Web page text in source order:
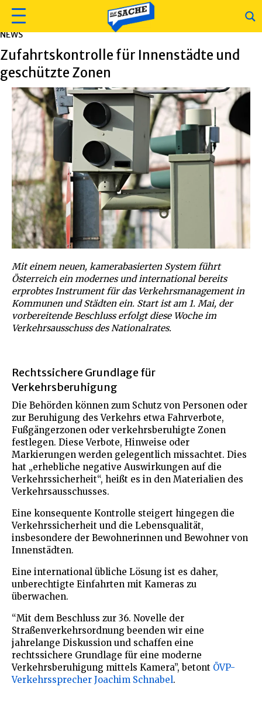
NEWS
Zufahrtskontrolle für Innenstädte und
geschützte Zonen
Mit einem neuen, kamerabasierten System führt
Österreich ein modernes und international bereits
erprobtes Instrument für das Verkehrsmanagement in
Kommunen und Städten ein. Start ist am 1. Mai, der
vorbereitende Beschluss erfolgt diese Woche im
Verkehrsausschuss des Nationalrates.
Rechtssichere Grundlage für
Verkehrsberuhigung
Die Behörden können zum Schutz von Personen oder
zur Beruhigung des Verkehrs etwa Fahrverbote,
Fußgängerzonen oder verkehrsberuhigte Zonen
festlegen. Diese Verbote, Hinweise oder
Markierungen werden gelegentlich missachtet. Dies
hat „erhebliche negative Auswirkungen auf die
Verkehrssicherheit“, heißt es in den Materialien des
Verkehrsausschusses.
Eine konsequente Kontrolle steigert hingegen die
Verkehrssicherheit und die Lebensqualität,
insbesondere der Bewohnerinnen und Bewohner von
Innenstädten.
Eine international übliche Lösung ist es daher,
unberechtigte Einfahrten mit Kameras zu
überwachen.
“Mit dem Beschluss zur 36. Novelle der
Straßenverkehrsordnung beenden wir eine
jahrelange Diskussion und schaffen eine
rechtssichere Grundlage für eine moderne
Verkehrsberuhigung mittels Kamera”, betont ÖVP-
Verkehrssprecher Joachim Schnabel.